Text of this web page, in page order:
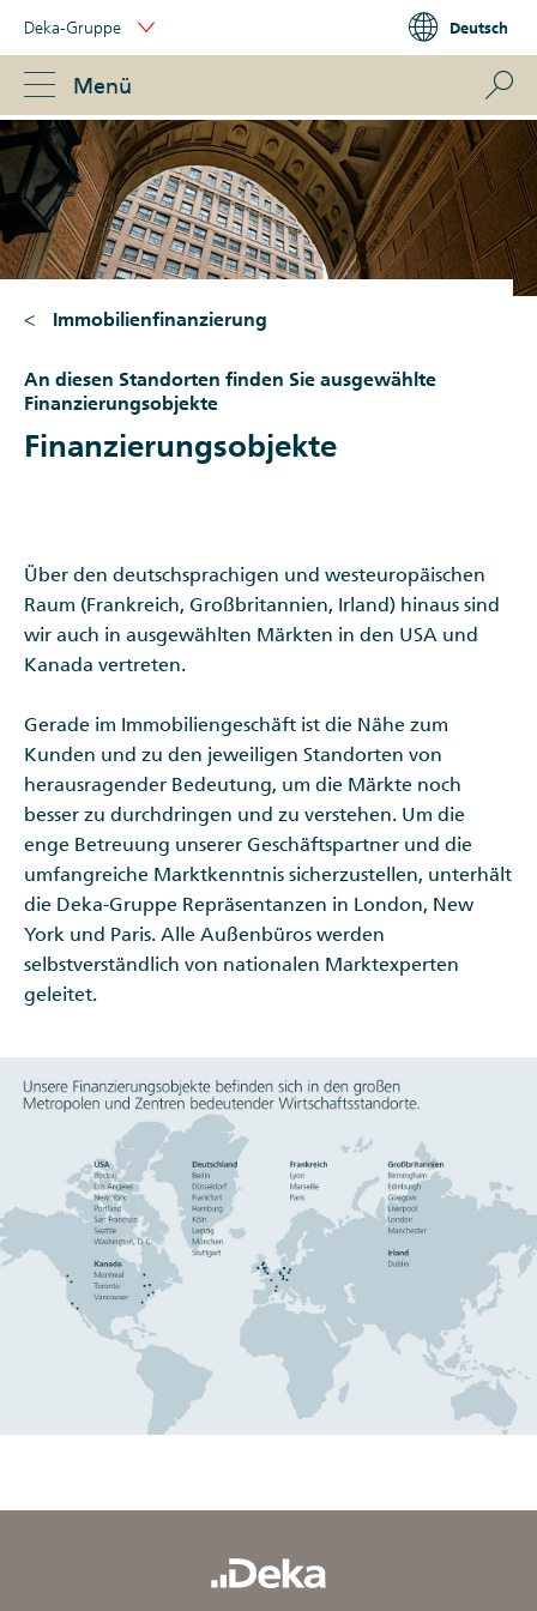
Links
Navigation
Portal
Navigation
Deka-Gruppe Deutsch
Menü
Immobilienfinanzierung
An diesen Standorten finden Sie ausgewählte
Finanzierungsobjekte
Finanzierungsobjekte
Über den deutschsprachigen und westeuropäischen
Raum (Frankreich, Großbritannien, Irland) hinaus sind
wir auch in ausgewählten Märkten in den USA und
Kanada vertreten.
Gerade im Immobiliengeschäft ist die Nähe zum
Kunden und zu den jeweiligen Standorten von
herausragender Bedeutung, um die Märkte noch
besser zu durchdringen und zu verstehen. Um die
enge Betreuung unserer Geschäftspartner und die
umfangreiche Marktkenntnis sicherzustellen, unterhält
die Deka-Gruppe Repräsentanzen in London, New
York und Paris. Alle Außenbüros werden
selbstverständlich von nationalen Marktexperten
geleitet.